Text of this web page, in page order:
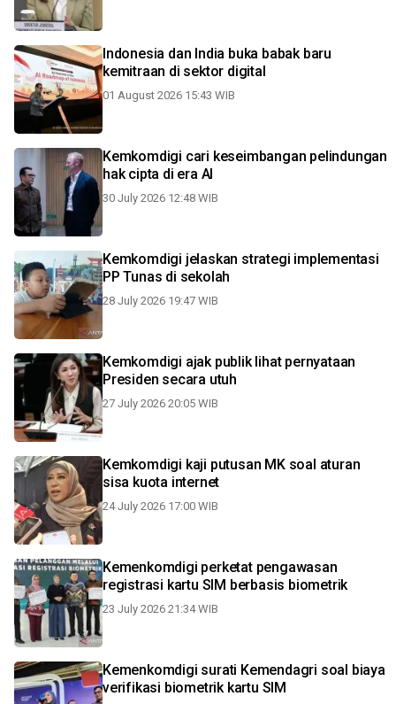
Indonesia dan India buka babak baru
kemitraan di sektor digital
01 August 2026 15:43 WIB
Kemkomdigi cari keseimbangan pelindungan
hak cipta di era AI
30 July 2026 12:48 WIB
Kemkomdigi jelaskan strategi implementasi
PP Tunas di sekolah
28 July 2026 19:47 WIB
Kemkomdigi ajak publik lihat pernyataan
Presiden secara utuh
27 July 2026 20:05 WIB
Kemkomdigi kaji putusan MK soal aturan
sisa kuota internet
24 July 2026 17:00 WIB
Kemenkomdigi perketat pengawasan
registrasi kartu SIM berbasis biometrik
23 July 2026 21:34 WIB
Kemenkomdigi surati Kemendagri soal biaya
verifikasi biometrik kartu SIM